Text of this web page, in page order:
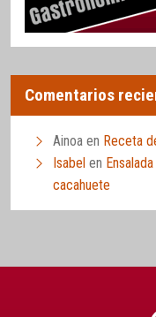
Comentarios
Ainoa en Receta
Isabel en
cacahuete